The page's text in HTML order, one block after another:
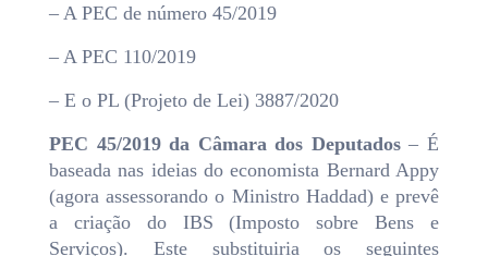
– A PEC de número 45/2019
– A PEC 110/2019
– E o PL (Projeto de Lei) 3887/2020
PEC 45/2019 da Câmara dos Deputados– É
baseada nas ideias do economista Bernard Appy
(agora assessorando o Ministro Haddad) e prevê
a criação do IBS (Imposto sobre Bens e
Serviços). Este substituiria os seguintes